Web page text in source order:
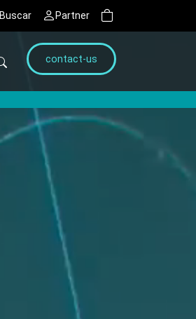
Buscar Partner
contact-us